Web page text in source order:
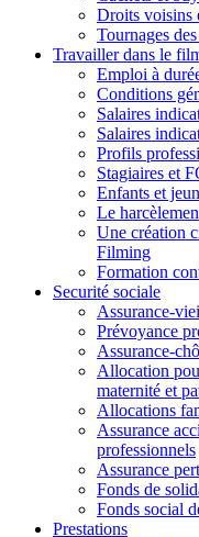
Droits voisins
Tournages
Travailler dans le
Emploi à
Conditions
Salaires
Salaires
Profils
Stagiaires et
Enfants et
Le
Une création
Filming
Formation
Securité sociale
Assurance-
Prévoyance
Assurance-
Allocation
maternité et
Allocations
Assurance
professionnels
Assurance
Fonds de
Fonds social
Prestations